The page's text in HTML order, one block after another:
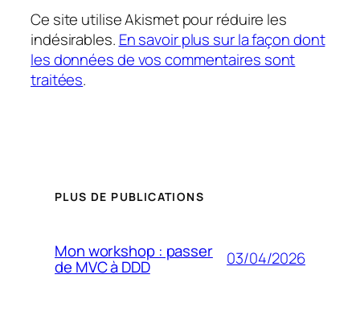
Ce site utilise Akismet pour réduire les
indésirables. En savoir plus sur la façon dont
les données de vos commentaires sont
traitées.
PLUS DE PUBLICATIONS
Mon workshop : passer
de MVC à DDD 03/04/2026